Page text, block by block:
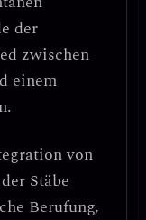
der
zwischen
einem
von
Stäbe
Berufung,